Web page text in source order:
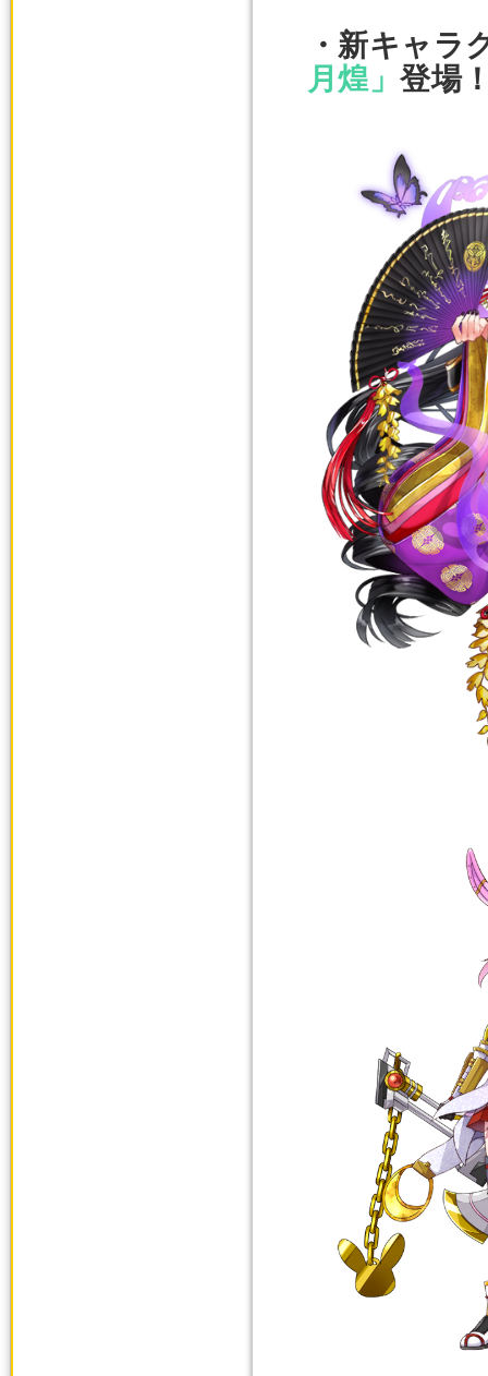
・新キャラ
月煌」登場